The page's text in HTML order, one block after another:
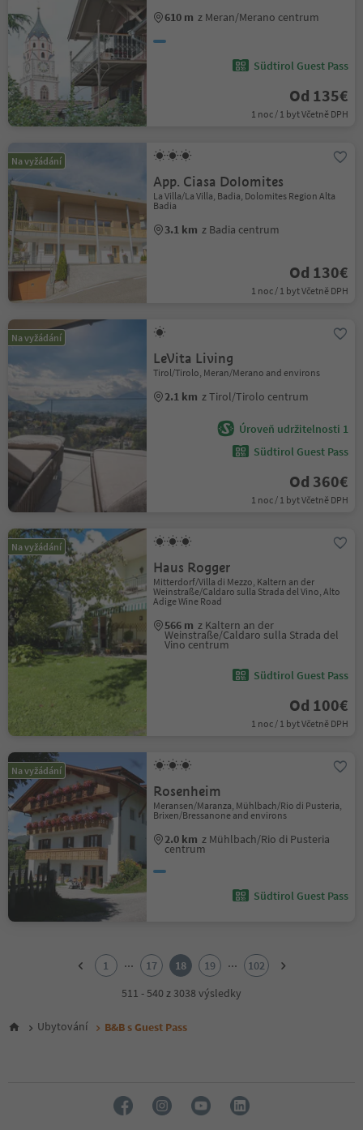
610 m z Meran/Merano centrum
Südtirol Guest Pass
Od 135€
1 noc / 1 byt Včetně DPH
Na vyžádání
App. Ciasa Dolomites
La Villa/La Villa, Badia, Dolomites Region Alta
Badia
3.1 km z Badia centrum
Od 130€
1 noc / 1 byt Včetně DPH
Na vyžádání
LeVita Living
Tirol/Tirolo, Meran/Merano and environs
2.1 km z Tirol/Tirolo centrum
Úroveň udržitelnosti 1
Südtirol Guest Pass
Od 360€
1 noc / 1 byt Včetně DPH
Na vyžádání
Haus Rogger
Mitterdorf/Villa di Mezzo, Kaltern an der
Weinstraße/Caldaro sulla Strada del Vino, Alto
Adige Wine Road
566 m z Kaltern an der
Weinstraße/Caldaro sulla Strada del
Vino centrum
Südtirol Guest Pass
Od 100€
1 noc / 1 byt Včetně DPH
Na vyžádání
Rosenheim
Meransen/Maranza, Mühlbach/Rio di Pusteria,
Brixen/Bressanone and environs
2.0 km z Mühlbach/Rio di Pusteria
centrum
Südtirol Guest Pass
6
1 ... 17 18 19 ...
102
511 - 540 z 3038 výsledky
Ubytování B&B s Guest Pass